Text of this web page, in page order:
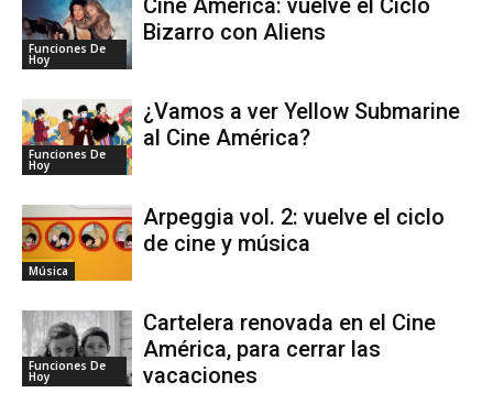
Funciones De
Hoy
Cine América: vuelve el Ciclo
Bizarro con Aliens
Funciones De
Hoy
¿Vamos a ver Yellow Submarine
al Cine América?
Música
Arpeggia vol. 2: vuelve el ciclo
de cine y música
Funciones De
Hoy
Cartelera renovada en el Cine
América, para cerrar las
vacaciones